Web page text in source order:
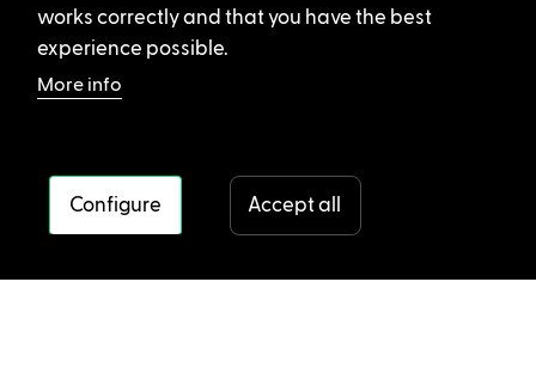
works correctly and that you have the best
experience possible.
More info
Configure Accept all